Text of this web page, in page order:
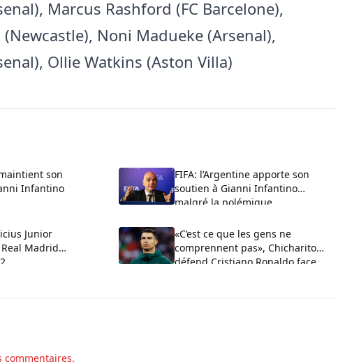
Marcus Rashford (FC Barcelone),
Noni Madueke (Arsenal),
Ollie Watkins (Aston Villa)
son
Infantino
FIFA: l’Argentine apporte son
soutien à Gianni Infantino
malgré la polémique
Junior
Madrid
«C’est ce que les gens ne
comprennent pas», Chicharito
défend Cristiano Ronaldo face
commentaires.